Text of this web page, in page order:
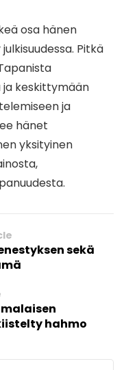
osa hänen
Pitkä
keskittymään
ja
hänet
yksityinen
sekä
hahmo